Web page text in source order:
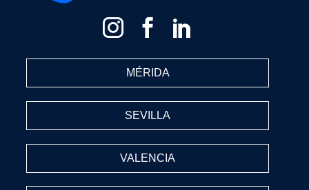
MÉRIDA
SEVILLA
VALENCIA